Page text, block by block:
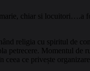
chiar si locuitori….a
religia cu spiritul de
petrecere. Momentul de
ce privește